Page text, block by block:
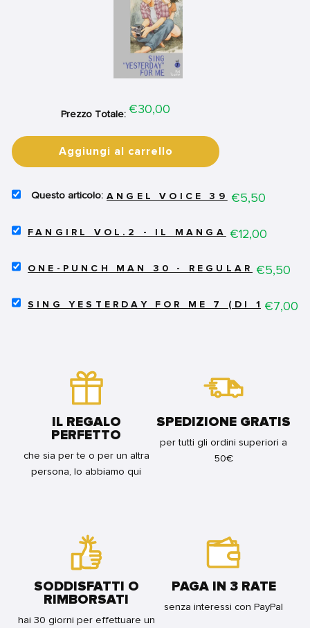
Prezzo Totale: Price
€30,00
Aggiungi al carrello
SELECT
39
ANGEL VOICE 39 Price
€5,50
SELECT
-
FOR
FANGIRL VOL.2 - IL MANGA Price
€12,00
SELECT
MAN
ONE-PUNCH MAN 30 - REGULAR Price
€5,50
SELECT
SING YESTERDAY FOR ME 7 (DI 11)Price
€7,00
IL REGALO
PERFETTO
che sia per te o per un altra
persona, lo abbiamo qui
SPEDIZIONE GRATIS
per tutti gli ordini superiori a
50€
SODDISFATTI O
RIMBORSATI
hai 30 giorni per effettuare un
PAGA IN 3 RATE
senza interessi con PayPal